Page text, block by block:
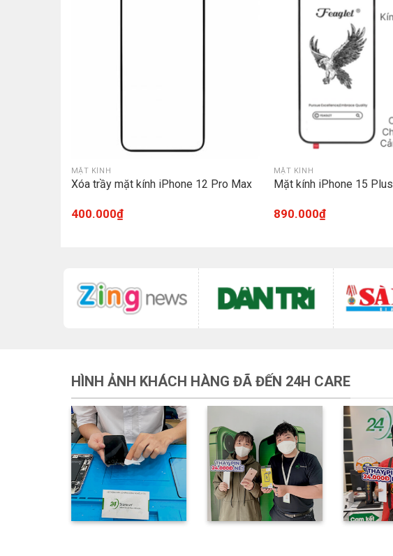
MẶT KÍNH
Xóa trầy mặt kính iPhone 12 Pro Max
400.000₫
MẶT KÍNH
Mặt kính iPhone 15 Plus
890.000₫
HÌNH ẢNH KHÁCH HÀNG ĐÃ ĐẾN 24H CARE